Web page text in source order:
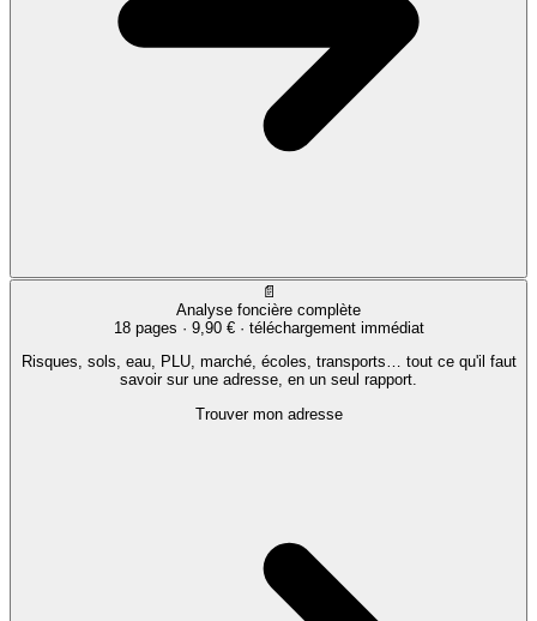
📄
Analyse foncière complète
18 pages · 9,90 €· téléchargement immédiat
Risques, sols, eau, PLU, marché, écoles, transports… tout ce qu'il faut
savoir sur une adresse, en un seul rapport.
Trouver mon adresse